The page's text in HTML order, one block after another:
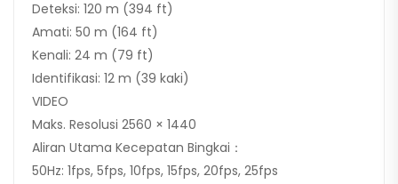
Deteksi: 120 m (394 ft)
Amati: 50 m (164 ft)
Kenali: 24 m (79 ft)
Identifikasi: 12 m (39 kaki)
VIDEO
Maks. Resolusi 2560 × 1440
Aliran Utama Kecepatan Bingkai：
50Hz: 1fps, 5fps, 10fps, 15fps, 20fps, 25fps